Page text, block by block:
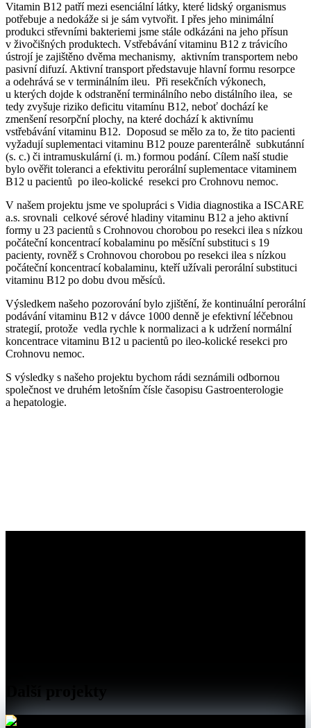
Vitamin B12 patří mezi esenciální látky, které lidský organismus
potřebuje a nedokáže si je sám vytvořit. I přes jeho minimální
produkci střevními bakteriemi jsme stále odkázáni na jeho přísun
v živočišných produktech. Vstřebávání vitaminu B12 z trávicího
ústrojí je zajištěno dvěma mechanismy, aktivním transportem nebo
pasivní difuzí. Aktivní transport představuje hlavní formu resorpce
a odehrává se v terminálním ileu. Při resekčních výkonech,
u kterých dojde k odstranění terminálního nebo distálního ilea, se
tedy zvyšuje riziko deficitu vitamínu B12, neboť dochází ke
zmenšení resorpční plochy, na které dochází k aktivnímu
vstřebávání vitaminu B12. Doposud se mělo za to, že tito pacienti
vyžadují suplementaci vitaminu B12 pouze parenterálně subkutánní
(s. c.) či intramuskulární (i. m.) formou podání. Cílem naší studie
bylo ověřit toleranci a efektivitu perorální suplementace vitaminem
B12 u pacientů po ileo-kolické resekci pro Crohnovu nemoc.
V našem projektu jsme ve spolupráci s Vidia diagnostika a ISCARE
a.s. srovnali celkové sérové hladiny vitaminu B12 a jeho aktivní
formy u 23 pacientů s Crohnovou chorobou po resekci ilea s nízkou
počáteční koncentrací kobalaminu po měsíční substituci s 19
pacienty, rovněž s Crohnovou chorobou po resekci ilea s nízkou
počáteční koncentrací kobalaminu, kteří užívali perorální substituci
vitaminu B12 po dobu dvou měsíců.
Výsledkem našeho pozorování bylo zjištění, že kontinuální perorální
podávání vitaminu B12 v dávce 1000 denně je efektivní léčebnou
strategií, protože vedla rychle k normalizaci a k udržení normální
koncentrace vitaminu B12 u pacientů po ileo-kolické resekci pro
Crohnovu nemoc.
S výsledky s našeho projektu bychom rádi seznámili odbornou
společnost ve druhém letošním čísle časopisu Gastroenterologie
a hepatologie.